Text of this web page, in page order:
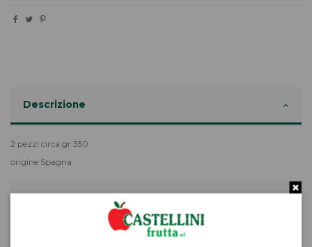
Descrizione
2 pezzi circa gr 350
origine Spagna
Dettagli del prodotto